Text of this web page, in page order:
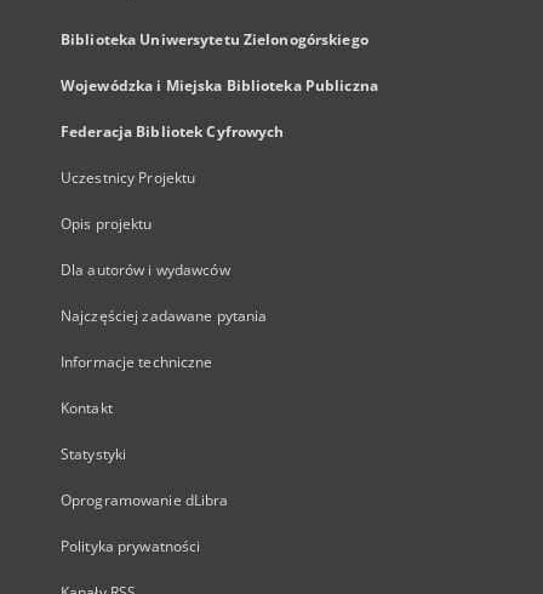
Biblioteka Uniwersytetu Zielonogórskiego
Wojewódzka i Miejska Biblioteka Publiczna
Federacja Bibliotek Cyfrowych
Uczestnicy Projektu
Opis projektu
Dla autorów i wydawców
Najczęściej zadawane pytania
Informacje techniczne
Kontakt
Statystyki
Oprogramowanie dLibra
Polityka prywatności